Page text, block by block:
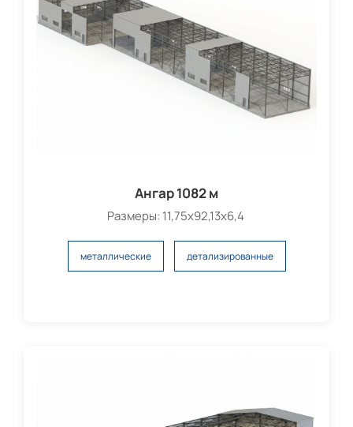
Ангар 1082 м
Размеры: 11,75х92,13х6,4
металлические детализированные